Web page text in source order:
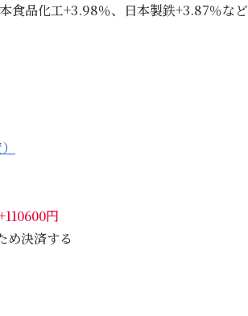
食品化工+3.98％、日本製鉄+3.87％など
円
め決済する